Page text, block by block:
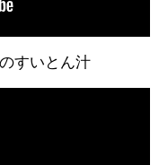
すいとん汁